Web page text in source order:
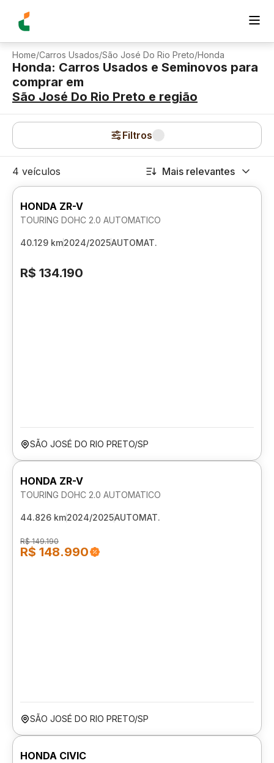
Home/Carros Usados/São José Do Rio Preto/Honda
Honda: Carros Usados e Seminovos para
comprar em
São José Do Rio Preto e região
Filtros
4 veículos Mais relevantes
HONDA ZR-V
TOURING DOHC 2.0 AUTOMATICO
40.129 km2024/2025AUTOMAT.
R$ 134.190
SÃO JOSÉ DO RIO PRETO/SP
HONDA ZR-V
TOURING DOHC 2.0 AUTOMATICO
44.826 km2024/2025AUTOMAT.
R$ 149.190
R$ 148.990
SÃO JOSÉ DO RIO PRETO/SP
HONDA CIVIC